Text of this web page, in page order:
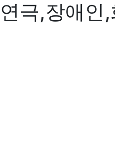
연극,장애인